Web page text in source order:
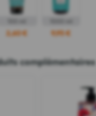
2,60 € 9,95 €
complémentaires